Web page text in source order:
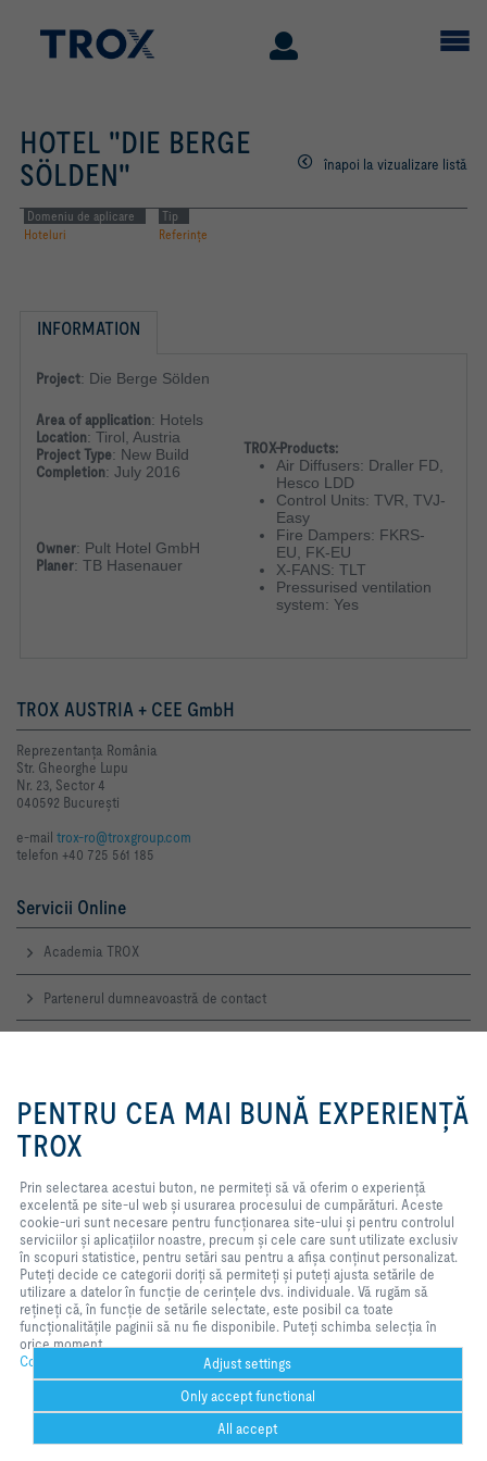
Help Desk
HOTEL "DIE BERGE
SÖLDEN"
înapoi la vizualizare listă
Domeniu de aplicare
Hoteluri
Tip
Referinţe
INFORMATION
Project: Die Berge Sölden
Area of application: Hotels
Location: Tirol, Austria
Project Type: New Build
Completion: July 2016
Owner: Pult Hotel GmbH
Planer: TB Hasenauer
TROX-Products:
Air Diffusers: Draller FD,
Hesco LDD
Control Units: TVR, TVJ-
Easy
Fire Dampers: FKRS-
EU, FK-EU
X-FANS: TLT
Pressurised ventilation
system: Yes
TROX AUSTRIA + CEE GmbH
Reprezentanţa România
Str. Gheorghe Lupu
Nr. 23, Sector 4
040592 Bucureşti
e-mail trox-ro@troxgroup.com
telefon +40 725 561 185
Servicii Online
Academia TROX
Partenerul dumneavoastră de contact
Contacte de Service
TROX AUSTRIA + CEE GmbH
Contact
TROX ÎN REŢEAUA WEB SOCIALĂ
Pagina de start Contacte Imprimare
Livrare şi termeni de plată
Confidenţialitate
Renunţare
permiteți să vă oferim o
experiență excelentă pe site-ul
funcționarea site-ului și pentru
controlul serviciilor și aplicațiilor
noastre, precum și cele care sunt
utilizate exclusiv în scopuri
statistice, pentru setări sau pentru
a afișa conținut personalizat.
Puteți decide ce categorii doriți să
permiteți și puteți ajusta setările
de utilizare a datelor în funcție de
cerințele dvs. individuale. Vă
rugăm să rețineți că, în funcție de
setările selectate, este posibil ca
toate funcționalitățile paginii să nu
fie disponibile. Puteți schimba
selecția în orice moment.
PENTRU CEA MAI BUNĂ EXPERIENȚĂ
TROX
Prin selectarea acestui buton, ne permiteți să vă oferim o experiență
excelentă pe site-ul web și usurarea procesului de cumpărături. Aceste
cookie-uri sunt necesare pentru funcționarea site-ului și pentru controlul
serviciilor și aplicațiilor noastre, precum și cele care sunt utilizate exclusiv
în scopuri statistice, pentru setări sau pentru a afișa conținut personalizat.
Puteți decide ce categorii doriți să permiteți și puteți ajusta setările de
utilizare a datelor în funcție de cerințele dvs. individuale. Vă rugăm să
rețineți că, în funcție de setările selectate, este posibil ca toate
funcționalitățile paginii să nu fie disponibile. Puteți schimba selecția în
orice moment.
Confidenţialitate
Adjust settings
Only accept functional
All accept